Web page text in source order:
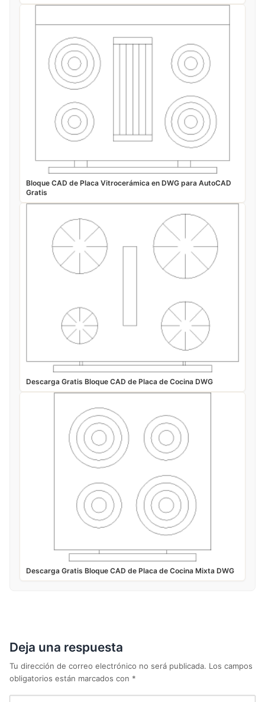
Bloque CAD de Placa Vitrocerámica en DWG para AutoCAD
Gratis
Descarga Gratis Bloque CAD de Placa de Cocina DWG
Descarga Gratis Bloque CAD de Placa de Cocina Mixta DWG
Deja una respuesta
Tu dirección de correo electrónico no será publicada. Los campos
obligatorios están marcados con *